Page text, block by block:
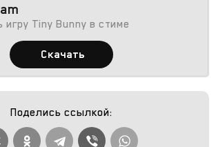
игру Tiny Bunny в стиме
Скачать
Поделись ссылкой: